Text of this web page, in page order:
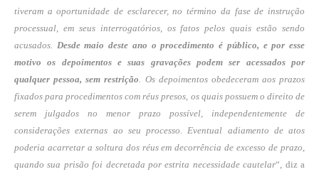
tiveram a oportunidade de esclarecer, no término da fase de instrução
processual, em seus interrogatórios, os fatos pelos quais estão sendo
acusados. Desde maio deste ano o procedimento é público, e por esse
motivo os depoimentos e suas gravações podem ser acessados por
qualquer pessoa, sem restrição . Os depoimentos obedeceram aos prazos
fixados para procedimentos com réus presos, os quais possuem o direito de
serem julgados no menor prazo possível, independentemente de
considerações externas ao seu processo. Eventual adiamento de atos
poderia acarretar a soltura dos réus em decorrência de excesso de prazo,
quando sua prisão foi decretada por estrita necessidade cautelar“, diz a